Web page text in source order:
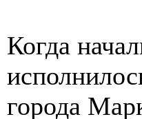
Когда
города